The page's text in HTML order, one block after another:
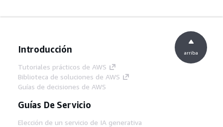
Introducción
Tutoriales prácticos de AWS
Biblioteca de soluciones de AWS
Guías de decisiones de AWS
Guías De Servicio
Elección de un servicio de IA generativa
arriba